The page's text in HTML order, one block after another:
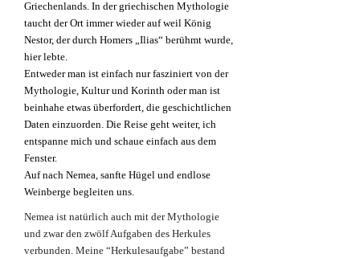
Griechenlands. In der griechischen Mythologie
taucht der Ort immer wieder auf weil König
Nestor, der durch Homers „Ilias“ berühmt wurde,
hier lebte.
Entweder man ist einfach nur fasziniert von der
Mythologie, Kultur und Korinth oder man ist
beinhahe etwas überfordert, die geschichtlichen
Daten einzuorden. Die Reise geht weiter, ich
entspanne mich und schaue einfach aus dem
Fenster.
Auf nach Nemea, sanfte Hügel und endlose
Weinberge begleiten uns.
Nemea ist natürlich auch mit der Mythologie
und zwar den zwölf Aufgaben des Herkules
verbunden. Meine “Herkulesaufgabe” bestand